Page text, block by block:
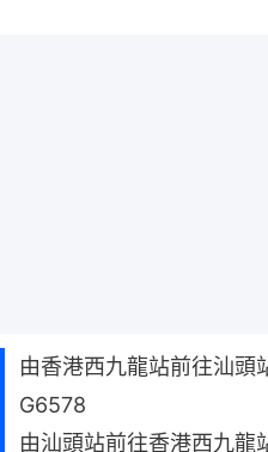
由香港西九龍站前往汕頭
G6578
由汕頭站前往香港西九